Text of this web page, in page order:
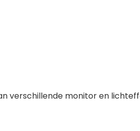
verschillende monitor en